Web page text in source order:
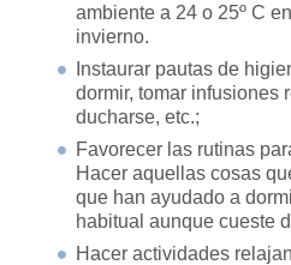
ambiente a 24 o 25º C
invierno.
Instaurar pautas de
dormir, tomar infusiones
ducharse, etc.;
Favorecer las rutinas
Hacer aquellas cosas
que han ayudado a
habitual aunque cueste
Hacer actividades